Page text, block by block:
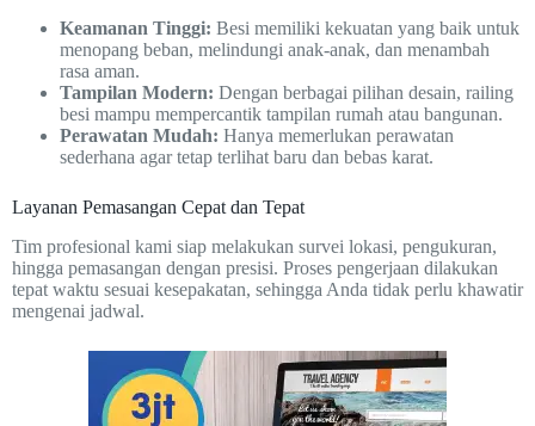
Keamanan Tinggi: Besi memiliki kekuatan yang baik untuk
menopang beban, melindungi anak-anak, dan menambah
rasa aman.
Tampilan Modern: Dengan berbagai pilihan desain, railing
besi mampu mempercantik tampilan rumah atau bangunan.
Perawatan Mudah: Hanya memerlukan perawatan
sederhana agar tetap terlihat baru dan bebas karat.
Layanan Pemasangan Cepat dan Tepat
Tim profesional kami siap melakukan survei lokasi, pengukuran,
hingga pemasangan dengan presisi. Proses pengerjaan dilakukan
tepat waktu sesuai kesepakatan, sehingga Anda tidak perlu khawatir
mengenai jadwal.